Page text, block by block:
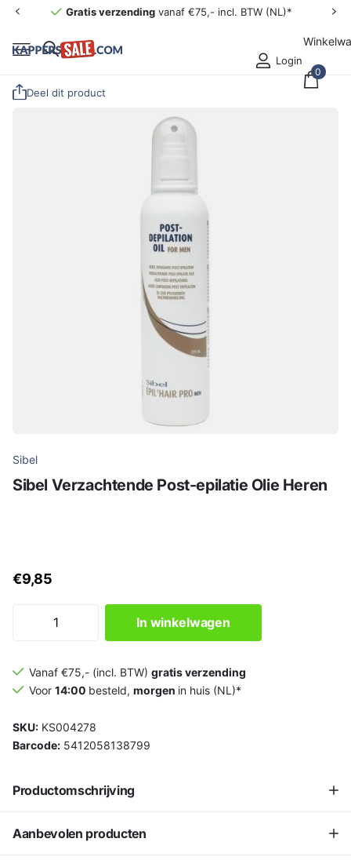
Gratis verzending vanaf €75,- incl. BTW (NL)*
Login
0
Deel dit product
Sibel
Sibel Verzachtende Post-epilatie Olie Heren
€9,85
In winkelwagen
Vanaf €75,- (incl. BTW) gratis verzending
Voor 14:00 besteld, morgen in huis (NL)*
SKU: KS004278
Barcode: 5412058138799
Productomschrijving
Aanbevolen producten